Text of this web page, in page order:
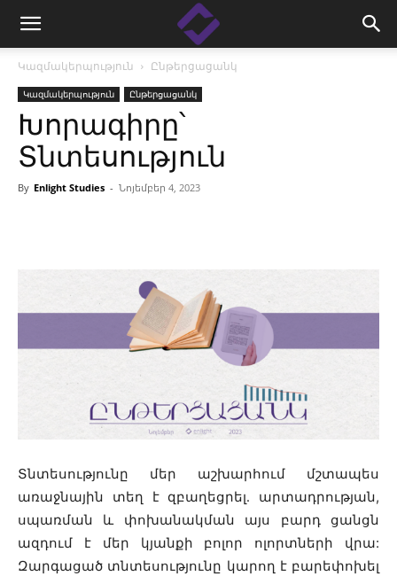
Կազմակերպություն Ընթերցացանկ
Կազմակերպություն Ընթերցացանկ
Խորագիրը՝
Տնտեսություն
By Enlight Studies - Նոյեմբեր 4, 2023
Տնտեսությունը մեր աշխարհում մշտապես
առաջնային տեղ է զբաղեցրել․ արտադրության,
սպառման և փոխանակման այս բարդ ցանցն
ազդում է մեր կյանքի բոլոր ոլորտների վրա:
Զարգացած տնտեսությունը կարող է բարեփոխել